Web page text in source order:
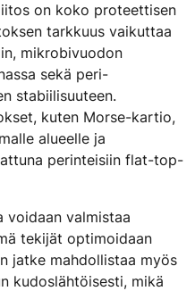
on koko proteettisen
tarkkuus vaikuttaa
mikrobivuodon
sekä peri-
stabiilisuuteen.
kuten Morse-kartio,
alueelle ja
perinteisiin flat-top-
voidaan valmistaa
tekijät optimoidaan
jatke mahdollistaa myös
kudoslähtöisesti, mikä